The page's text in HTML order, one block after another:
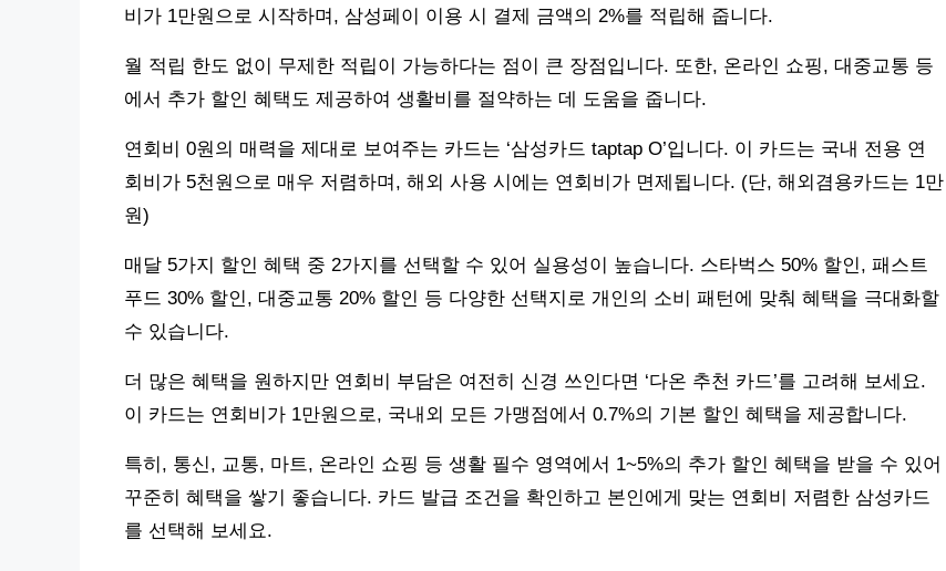
비가 1만원으로 시작하며, 삼성페이 이용 시 결제 금액의 2%를 적립해 줍니다.
월 적립 한도 없이 무제한 적립이 가능하다는 점이 큰 장점입니다. 또한, 온라인 쇼핑, 대중교통 등
에서 추가 할인 혜택도 제공하여 생활비를 절약하는 데 도움을 줍니다.
연회비 0원의 매력을 제대로 보여주는 카드는 ‘삼성카드 taptap O’입니다. 이 카드는 국내 전용 연
회비가 5천원으로 매우 저렴하며, 해외 사용 시에는 연회비가 면제됩니다. (단, 해외겸용카드는 1만
원)
매달 5가지 할인 혜택 중 2가지를 선택할 수 있어 실용성이 높습니다. 스타벅스 50% 할인, 패스트
푸드 30% 할인, 대중교통 20% 할인 등 다양한 선택지로 개인의 소비 패턴에 맞춰 혜택을 극대화할
수 있습니다.
더 많은 혜택을 원하지만 연회비 부담은 여전히 신경 쓰인다면 ‘다온 추천 카드’를 고려해 보세요.
이 카드는 연회비가 1만원으로, 국내외 모든 가맹점에서 0.7%의 기본 할인 혜택을 제공합니다.
특히, 통신, 교통, 마트, 온라인 쇼핑 등 생활 필수 영역에서 1~5%의 추가 할인 혜택을 받을 수 있어
꾸준히 혜택을 쌓기 좋습니다. 카드 발급 조건을 확인하고 본인에게 맞는 연회비 저렴한 삼성카드
를 선택해 보세요.